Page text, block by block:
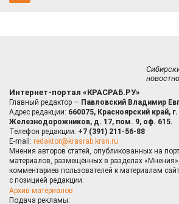
Интернет-портал «КРАСРАБ.РУ»
Главный редактор — Павловский Владимир
Адрес редакции: 660075, Красноярский край,
Железнодорожников, д. 17, пом. 9, оф. 615.
Телефон редакции: +7 (391) 211-56-88
E-mail: redaktor@krasrab.krsn.ru
Мнения авторов статей, опубликованных на
материалов, размещённых в разделах
комментариев пользователей к материалам
с позицией редакции.
Архив материалов
Подача рекламы: